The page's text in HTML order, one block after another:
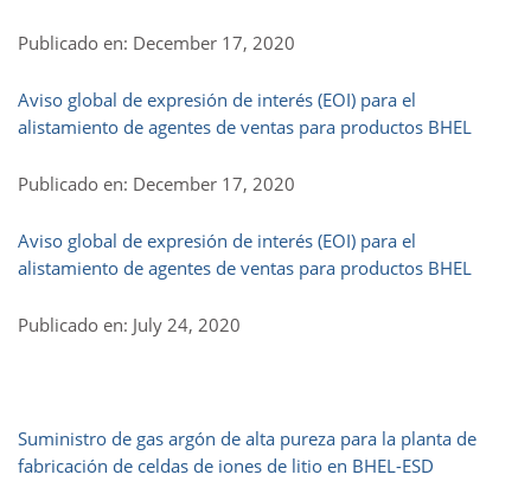
Publicado en: December 17, 2020
Aviso global de expresión de interés (EOI) para el
alistamiento de agentes de ventas para productos BHEL
Publicado en: December 17, 2020
Aviso global de expresión de interés (EOI) para el
alistamiento de agentes de ventas para productos BHEL
Publicado en: July 24, 2020
Suministro de gas argón de alta pureza para la planta de
fabricación de celdas de iones de litio en BHEL-ESD